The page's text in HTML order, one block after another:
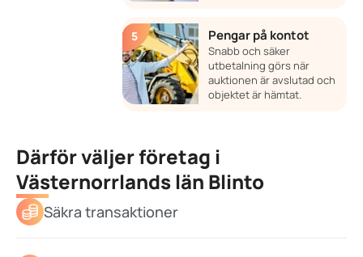
Pengar på kontot
Snabb och säker
utbetalning görs när
auktionen är avslutad och
objektet är hämtat.
Därför väljer företag i
Västernorrlands län Blinto
Säkra transaktioner